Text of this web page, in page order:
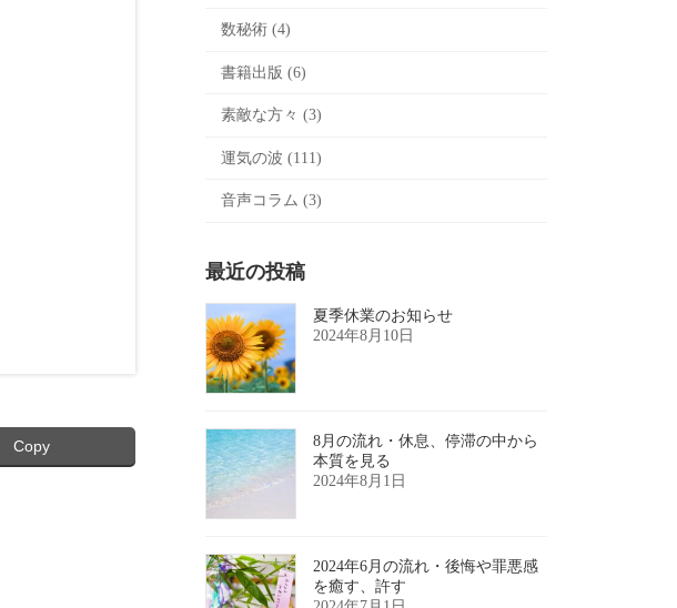
Copy
数秘術 (4)
書籍出版 (6)
素敵な方々 (3)
運気の波 (111)
音声コラム (3)
最近の投稿
夏季休業のお知らせ
2024年8月10日
8月の流れ・休息、停滞の中から
本質を見る
2024年8月1日
2024年6月の流れ・後悔や罪悪感
を癒す、許す